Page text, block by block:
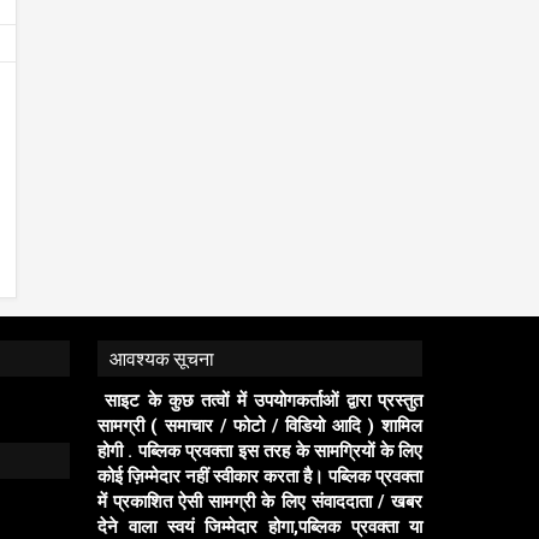
आवश्यक सूचना
साइट के कुछ तत्वों में उपयोगकर्ताओं द्वारा प्रस्तुत
सामग्री ( समाचार / फोटो / विडियो आदि ) शामिल
होगी . पब्लिक प्रवक्ता इस तरह के सामग्रियों के लिए
कोई ज़िम्मेदार नहीं स्वीकार करता है। पब्लिक प्रवक्ता
में प्रकाशित ऐसी सामग्री के लिए संवाददाता / खबर
देने वाला स्वयं जिम्मेदार होगा,पब्लिक प्रवक्ता या